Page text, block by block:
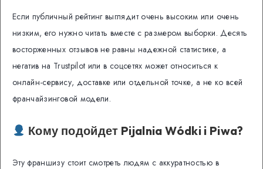
Если публичный рейтинг выглядит очень высоким или очень
низким, его нужно читать вместе с размером выборки. Десять
восторженных отзывов не равны надежной статистике, а
негатив на Trustpilot или в соцсетях может относиться к
онлайн-сервису, доставке или отдельной точке, а не ко всей
франчайзинговой модели.
Кому подойдет Pijalnia Wódki i Piwa?
Эту франшизу стоит смотреть людям с аккуратностью в